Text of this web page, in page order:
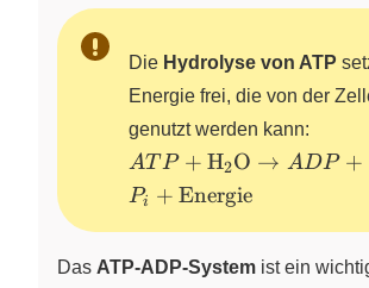
Die Hydrolyse von ATP
Energie frei, die von der
genutzt werden kann:
ATP +
\ce{H2O}
\rightarrow
\text{Energie}
AT P + HX
2O → ADP +
Pi + Energie
Das ATP-ADP-System ist ein